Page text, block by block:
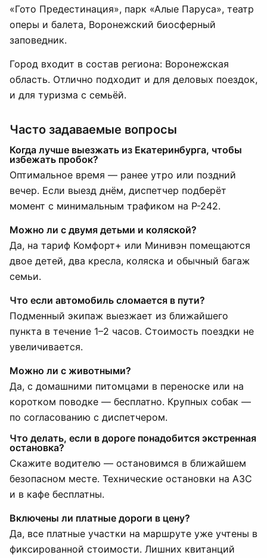
«Гото Предестинация», парк «Алые Паруса», театр
оперы и балета, Воронежский биосферный
заповедник.
Город входит в состав региона: Воронежская
область. Отлично подходит и для деловых поездок,
и для туризма с семьёй.
Часто задаваемые вопросы
Когда лучше выезжать из Екатеринбурга, чтобы
избежать пробок?
Оптимальное время — ранее утро или поздний
вечер. Если выезд днём, диспетчер подберёт
момент с минимальным трафиком на Р-242.
Можно ли с двумя детьми и коляской?
Да, на тариф Комфорт+ или Минивэн помещаются
двое детей, два кресла, коляска и обычный багаж
семьи.
Что если автомобиль сломается в пути?
Подменный экипаж выезжает из ближайшего
пункта в течение 1–2 часов. Стоимость поездки не
увеличивается.
Можно ли с животными?
Да, с домашними питомцами в переноске или на
коротком поводке — бесплатно. Крупных собак —
по согласованию с диспетчером.
Что делать, если в дороге понадобится экстренная
остановка?
Скажите водителю — остановимся в ближайшем
безопасном месте. Технические остановки на АЗС
и в кафе бесплатны.
Включены ли платные дороги в цену?
Да, все платные участки на маршруте уже учтены в
фиксированной стоимости. Лишних квитанций